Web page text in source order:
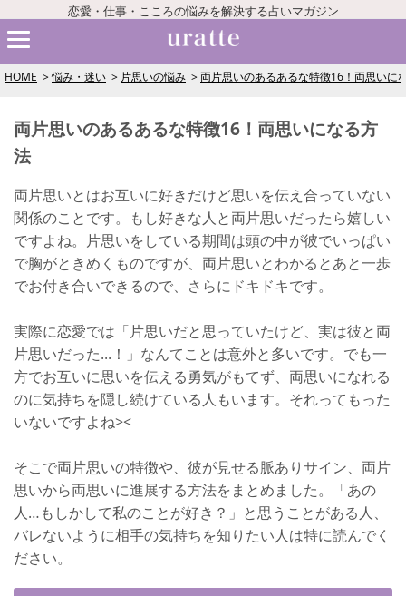
恋愛・仕事・こころの悩みを解決する占いマガジン
HOME 悩み・迷い 片思いの悩み 両片思いのあるあるな特徴16！両思いに
両片思いのあるあるな特徴16！両思いになる方
法
両片思いとはお互いに好きだけど思いを伝え合っていない
関係のことです。もし好きな人と両片思いだったら嬉しい
ですよね。片思いをしている期間は頭の中が彼でいっぱい
で胸がときめくものですが、両片思いとわかるとあと一歩
でお付き合いできるので、さらにドキドキです。
実際に恋愛では「片思いだと思っていたけど、実は彼と両
片思いだった...！」なんてことは意外と多いです。でも一
方でお互いに思いを伝える勇気がもてず、両思いになれる
のに気持ちを隠し続けている人もいます。それってもった
いないですよね><
そこで両片思いの特徴や、彼が見せる脈ありサイン、両片
思いから両思いに進展する方法をまとめました。「あの
人…もしかして私のことが好き？」と思うことがある人、
バレないように相手の気持ちを知りたい人は特に読んでく
ださい。